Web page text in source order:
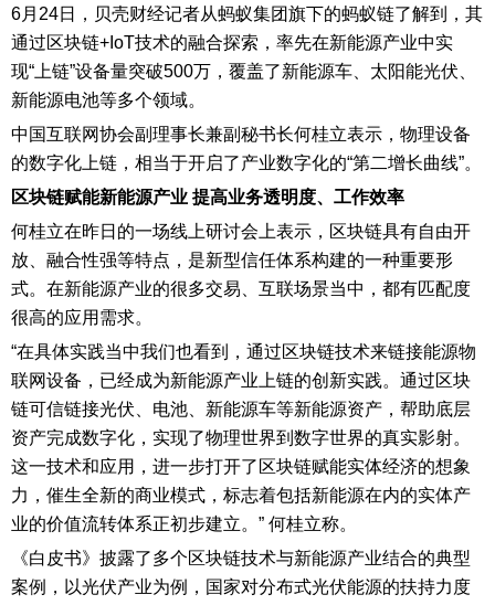
6月24日，贝壳财经记者从蚂蚁集团旗下的蚂蚁链了解到，其
通过区块链+IoT技术的融合探索，率先在新能源产业中实
现“上链”设备量突破500万，覆盖了新能源车、太阳能光伏、
新能源电池等多个领域。
中国互联网协会副理事长兼副秘书长何桂立表示，物理设备
的数字化上链，相当于开启了产业数字化的“第二增长曲线”。
区块链赋能新能源产业 提高业务透明度、工作效率
何桂立在昨日的一场线上研讨会上表示，区块链具有自由开
放、融合性强等特点，是新型信任体系构建的一种重要形
式。在新能源产业的很多交易、互联场景当中，都有匹配度
很高的应用需求。
“在具体实践当中我们也看到，通过区块链技术来链接能源物
联网设备，已经成为新能源产业上链的创新实践。通过区块
链可信链接光伏、电池、新能源车等新能源资产，帮助底层
资产完成数字化，实现了物理世界到数字世界的真实影射。
这一技术和应用，进一步打开了区块链赋能实体经济的想象
力，催生全新的商业模式，标志着包括新能源在内的实体产
业的价值流转体系正初步建立。” 何桂立称。
《白皮书》披露了多个区块链技术与新能源产业结合的典型
案例，以光伏产业为例，国家对分布式光伏能源的扶持力度